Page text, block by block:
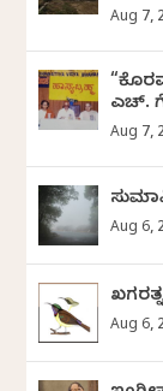
Aug 7,
ಎಚ್.
Aug 7,
Aug 6,
Aug 6,